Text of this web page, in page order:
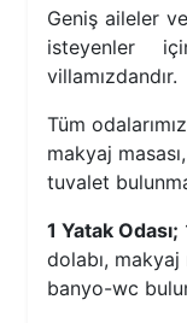
Geniş aileler
isteyenler
villamızdandır.
Tüm
makyaj
tuvalet
1 Yatak Odası;
dolabı,
banyo-wc